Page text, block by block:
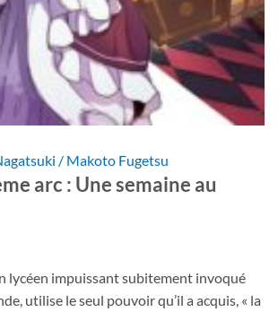
/ Makoto Fugetsu
arc : Une semaine au
lycéen impuissant subitement invoqué
utilise le seul pouvoir qu’il a acquis, « la